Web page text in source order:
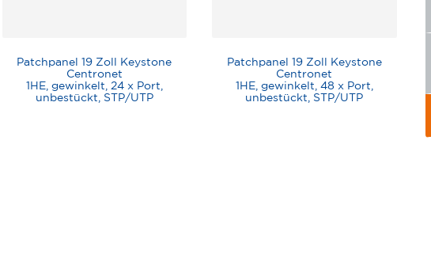
Patchpanel 19 Zoll Keystone
Centronet
1HE, gewinkelt, 24 x Port,
unbestückt, STP/UTP
Patchpanel 19 Zoll Keystone
Centronet
1HE, gewinkelt, 48 x Port,
unbestückt, STP/UTP